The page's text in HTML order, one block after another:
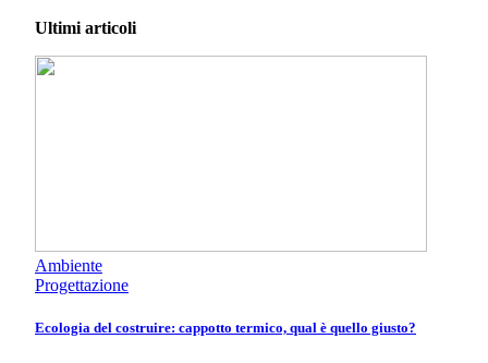
Ultimi articoli
Ambiente
Progettazione
Ecologia del costruire: cappotto termico, qual è quello giusto?